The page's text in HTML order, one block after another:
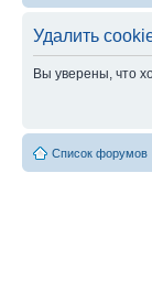
Удалить
Вы уверены, что
Список форумов